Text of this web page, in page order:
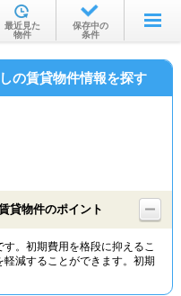
す
駅から
集から
最近見た
物件
保存中の
条件
の賃貸物件情報を探す
貸物件のポイント
。初期費用を格段に抑えるこ
減することができます。初期